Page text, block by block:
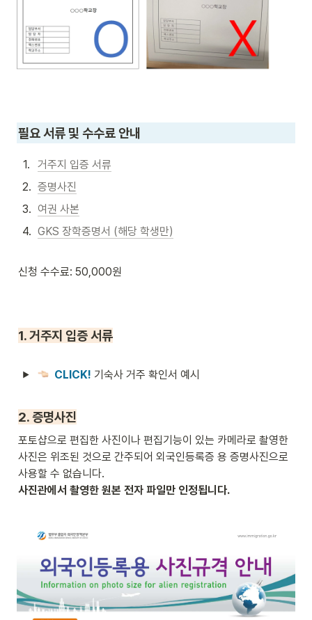
필요 서류 및 수수료 안내
1.
거주지 입증 서류
2. 증명사진
3. 여권 사본
4. GKS 장학증명서 (해당 학생만)
신청 수수료: 50,000원
1. 거주지 입증 서류
CLICK! 기숙사 거주 확인서 예시
2. 증명사진
포토샵으로 편집한 사진이나 편집기능이 있는 카메라로 촬영한
사진은 위조된 것으로 간주되어 외국인등록증 용 증명사진으로
사진관에서 촬영한 원본 전자 파일만 인정됩니다.